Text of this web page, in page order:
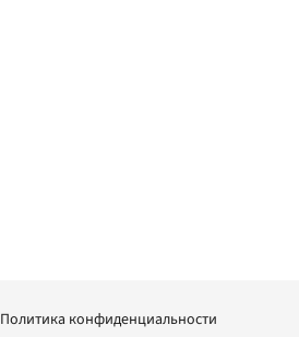
Политика конфиденциальности